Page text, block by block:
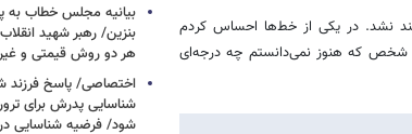
نشد. در یکی از خط‌ها احساس کردم
شخص که هنوز نمی‌دانستم چه درجه‌ای
بیانیه مجلس خطاب به
بنزین/ رهبر شهید
هر دو روش قیمتی و
اختصاصی/ پاسخ فرزند
شناسایی پدرش برای
شود/ فرضیه شناسایی